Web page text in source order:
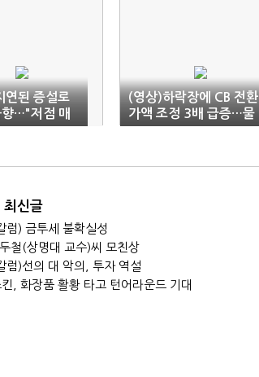
연된 증설로
향…"저점 매
한
(영상)하락장에 CB 전환
가액 조정 3배 급증…물
량폭탄 주의보
최신글
럼) 금투세 불확실성
철(상명대 교수)씨 모친상
럼)선의 대 악의, 투자 역설
, 화장품 활황 타고 턴어라운드 기대